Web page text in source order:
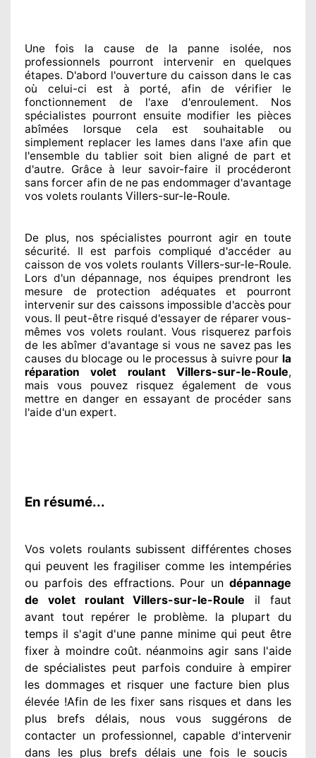
Une fois la cause de la panne isolée, nos
professionnels pourront intervenir en quelques
étapes. D'abord l'ouverture du caisson dans le cas
où celui-ci est à porté, afin de vérifier le
fonctionnement de l'axe d'enroulement. Nos
spécialistes pourront ensuite modifier les pièces
abîmées lorsque cela est souhaitable ou
simplement replacer les lames dans l'axe afin que
l'ensemble du tablier soit bien aligné de part et
d'autre. Grâce à leur savoir-faire il procéderont
sans forcer afin dene pas endommagerd'avantage
vos volets roulants Villers-sur-le-Roule.
De plus, nos spécialistes pourront agir en toute
sécurité. Il est parfois compliquéd'accéder au
caisson de vos volets roulants Villers-sur-le-Roule.
Lors d'un dépannage, nos équipesprendront les
mesure de protection adéquateset pourront
intervenir sur des caissons impossible d'accès pour
vous. Il peut-être risquéd'essayer de réparervous-
mêmes vos volets roulant. Vous risquerez parfois
de les abîmer d'avantage si vous ne savezpas les
causes du blocage ou le processus à suivre pour la
réparation volet roulant Villers-sur-le-Roule,
mais vous pouvez risquez également de vous
mettre en danger en essayant de procéder sans
l'aide d'un expert.
En résumé...
Vos volets roulants subissent différenteschoses
qui peuvent les fragiliser comme les intempéries
ou parfois des effractions. Pour un dépannage
de volet roulant Villers-sur-le-Roule il faut
avant tout repérer le problème. la plupart du
temps il s'agit d'une panne minime qui peut être
fixer à moindrecoût. néanmoins agir sans l'aide
de spécialistes peut parfois conduire à empirer
les dommages et risquer une facture bien plus
élevée !Afin de les fixer sans risques et dans les
plus brefs délais, nous vous suggérons de
contacter un professionnel, capable d'intervenir
dans les plus brefs délais une fois le soucis